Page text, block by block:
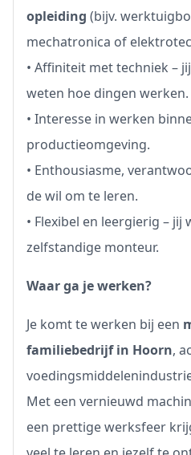
opleiding (bijv.
mechatronica of
• Affiniteit met techniek –
weten hoe dingen werken.
• Interesse in werken
productieomgeving.
• Enthousiasme,
de wil om te leren.
• Flexibel en leergierig –
zelfstandige monteur.
Waar ga je werken?
Je komt te werken bij een
familiebedrijf in Hoorn,
Met een vernieuwd
een prettige werksfeer